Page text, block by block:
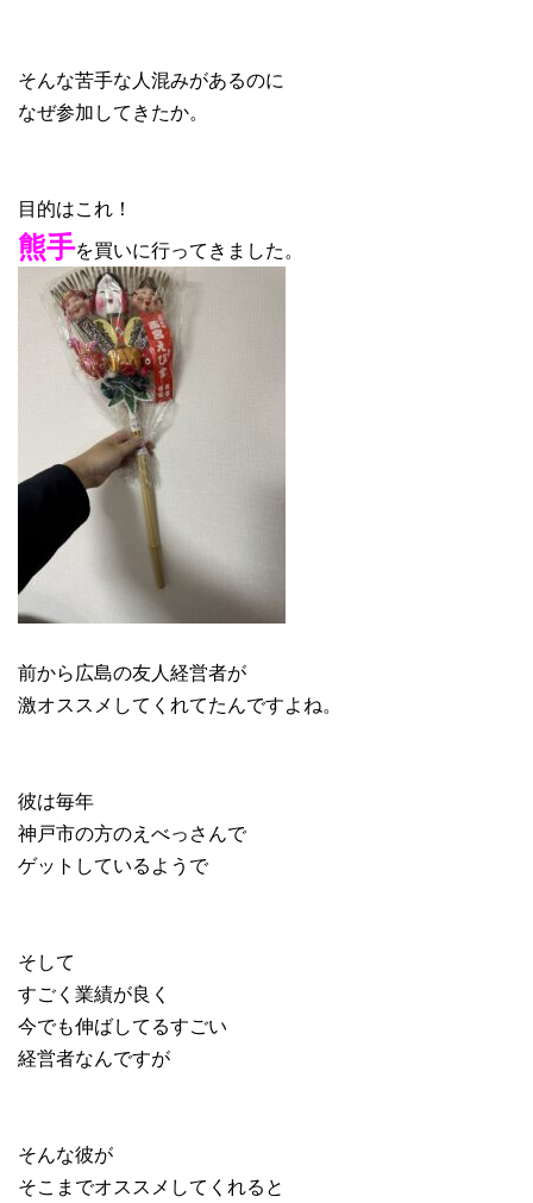
そんな苦手な人混みがあるのに
なぜ参加してきたか。
目的はこれ！
熊手を買いに行ってきました。
前から広島の友人経営者が
激オススメしてくれてたんですよね。
彼は毎年
神戸市の方のえべっさんで
ゲットしているようで
そして
すごく業績が良く
今でも伸ばしてるすごい
経営者なんですが
そんな彼が
そこまでオススメしてくれると